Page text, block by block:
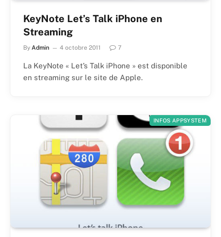
KeyNote Let’s Talk iPhone en
Streaming
By Admin 4 octobre 2011 7
La KeyNote « Let’s Talk iPhone » est disponible
en streaming sur le site de Apple.
INFOS APPSYSTEM